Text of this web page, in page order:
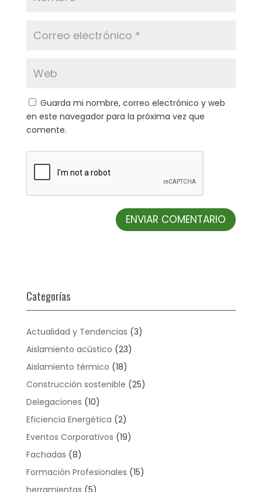
Guarda mi nombre, correo electrónico y web
en este navegador para la próxima vez que
comente.
Categorías
Actualidad y Tendencias (3)
Aislamiento acústico (23)
Aislamiento térmico (18)
Construcción sostenible (25)
Delegaciones (10)
Eficiencia Energética (2)
Eventos Corporativos (19)
Fachadas (8)
Formación Profesionales (15)
herramientas (5)